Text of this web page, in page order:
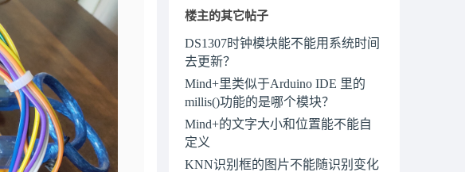
楼主的其它帖子
DS1307时钟模块能不能用系统时间
去更新？
Mind+里类似于Arduino IDE 里的
millis()功能的是哪个模块？
Mind+的文字大小和位置能不能自
定义
KNN识别框的图片不能随识别变化